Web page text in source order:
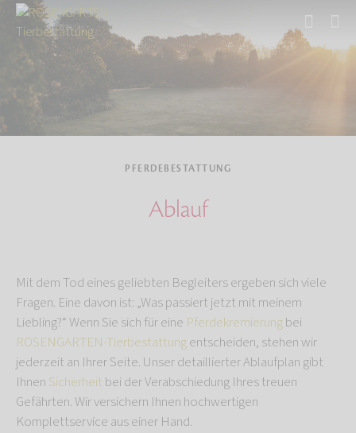
Start Tierbestattung Pferdebestattung
PFERDEBESTATTUNG
Ablauf
Mit dem Tod eines geliebten Begleiters ergeben sich viele
Fragen. Eine davon ist: „Was passiert jetzt mit meinem
Liebling?“ Wenn Sie sich für eine Pferdekremierungbei
ROSENGARTEN-Tierbestattungentscheiden, stehen wir
jederzeit an Ihrer Seite. Unser detaillierter Ablaufplan gibt
Ihnen Sicherheit bei der Verabschiedung Ihres treuen
Gefährten. Wir versichern Ihnen hochwertigen
Komplettservice aus einer Hand.